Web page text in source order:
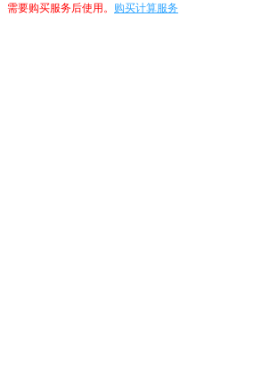
需要购买服务后使用。 购买计算服务